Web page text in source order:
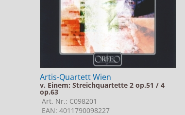
Artis-Quartett Wien
v. Einem: Streichquartette 2 op.51 / 4
op.63
Art. Nr.: C098201
EAN: 4011790098227